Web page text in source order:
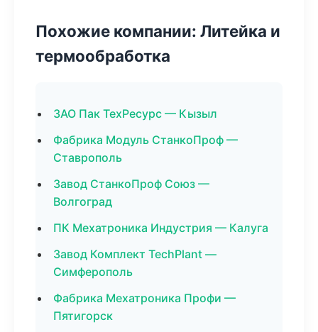
Похожие компании: Литейка и
термообработка
ЗАО Пак ТехРесурс — Кызыл
Фабрика Модуль СтанкоПроф —
Ставрополь
Завод СтанкоПроф Союз —
Волгоград
ПК Мехатроника Индустрия — Калуга
Завод Комплект TechPlant —
Симферополь
Фабрика Мехатроника Профи —
Пятигорск